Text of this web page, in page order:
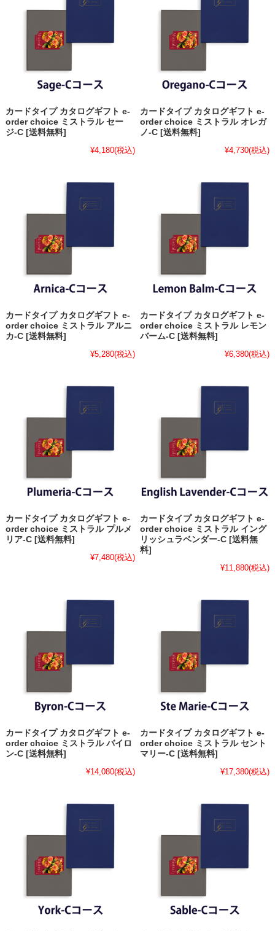
カードタイプ カタログギフト e-
order choice ミストラル セー
ジ-C [送料無料]
¥4,180(税込)
カードタイプ カタログギフト e-
order choice ミストラル オレガ
ノ-C [送料無料]
¥4,730(税込)
カードタイプ カタログギフト e-
order choice ミストラル アルニ
カ-C [送料無料]
¥5,280(税込)
カードタイプ カタログギフト e-
order choice ミストラル レモン
バーム-C [送料無料]
¥6,380(税込)
カードタイプ カタログギフト e-
order choice ミストラル プルメ
リア-C [送料無料]
¥7,480(税込)
カードタイプ カタログギフト e-
order choice ミストラル イング
リッシュラベンダー-C [送料無
料]
¥11,880(税込)
カードタイプ カタログギフト e-
order choice ミストラル バイロ
ン-C [送料無料]
¥14,080(税込)
カードタイプ カタログギフト e-
order choice ミストラル セント
マリー-C [送料無料]
¥17,380(税込)